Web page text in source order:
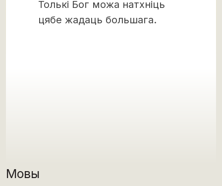
Мовы
Толькі Бог можа натхніць
цябе жадаць большага.